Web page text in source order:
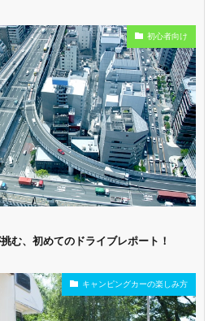
初心者向け
む、初めてのドライブレポート！
キャンピングカーの楽しみ方